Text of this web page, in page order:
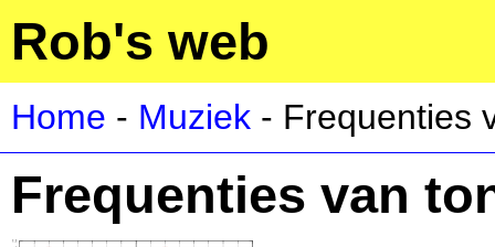
Rob's web
Home - Muziek - Frequenties
Frequenties van